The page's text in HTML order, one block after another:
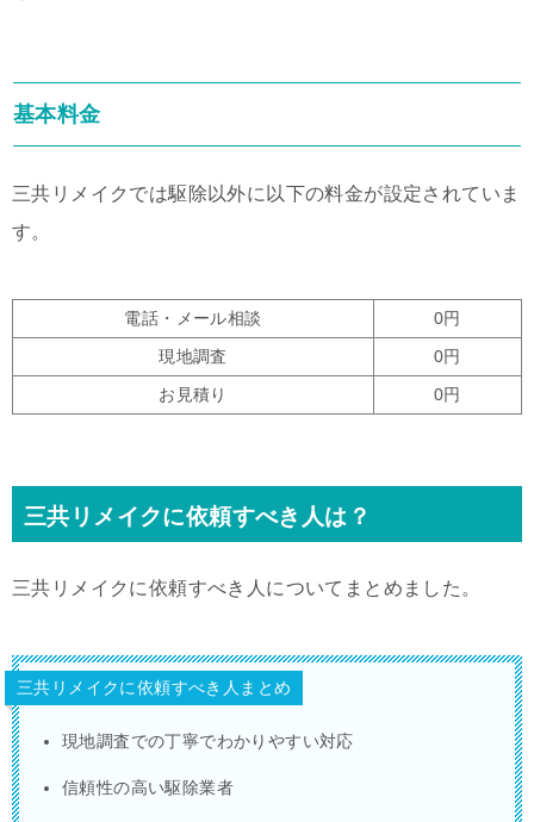
基本料金
三共リメイクでは駆除以外に以下の料金が設定されていま
す。
電話・メール相談
0円
現地調査
0円
お見積り
0円
三共リメイクに依頼すべき人は？
三共リメイクに依頼すべき人についてまとめました。
三共リメイクに依頼すべき人まとめ
現地調査での丁寧でわかりやすい対応
信頼性の高い駆除業者